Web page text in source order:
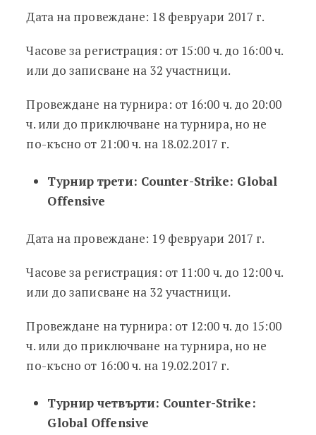
Дата на провеждане: 18 февруари 2017 г.
Часове за регистрация: от 15:00 ч. до 16:00 ч.
или до записване на 32 участници.
Провеждане на турнира: от 16:00 ч. до 20:00
ч. или до приключване на турнира, но не
по-късно от 21:00 ч. на 18.02.2017 г.
Турнир трети: Counter-Strike: Global
Offensive
Дата на провеждане: 19 февруари 2017 г.
Часове за регистрация: от 11:00 ч. до 12:00 ч.
или до записване на 32 участници.
Провеждане на турнира: от 12:00 ч. до 15:00
ч. или до приключване на турнира, но не
по-късно от 16:00 ч. на 19.02.2017 г.
Турнир четвърти: Counter-Strike:
Global Offensive